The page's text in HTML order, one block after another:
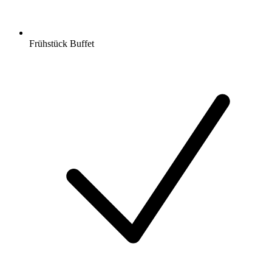
Frühstück Buffet